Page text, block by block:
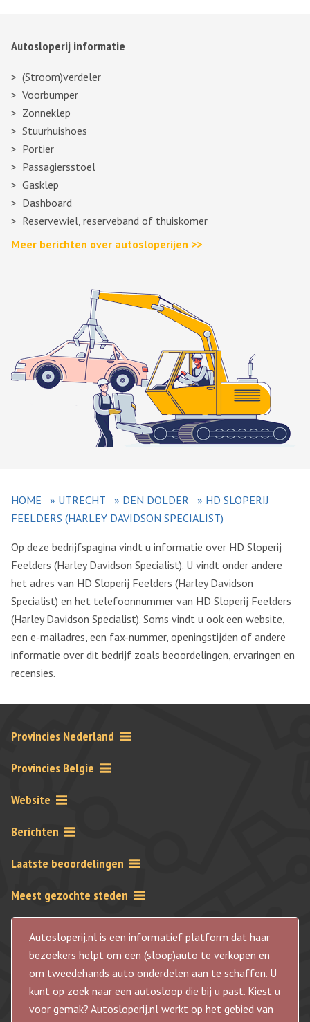
Autosloperij informatie
(Stroom)verdeler
Voorbumper
Zonneklep
Stuurhuishoes
Portier
Passagiersstoel
Gasklep
Dashboard
Reservewiel, reserveband of thuiskomer
Meer berichten over autosloperijen >>
HOME » UTRECHT » DEN DOLDER » HD SLOPERIJ
FEELDERS (HARLEY DAVIDSON SPECIALIST)
Op deze bedrijfspagina vindt u informatie over HD Sloperij
Feelders (Harley Davidson Specialist). U vindt onder andere
het adres van HD Sloperij Feelders (Harley Davidson
Specialist) en het telefoonnummer van HD Sloperij Feelders
(Harley Davidson Specialist). Soms vindt u ook een website,
een e-mailadres, een fax-nummer, openingstijden of andere
informatie over dit bedrijf zoals beoordelingen, ervaringen en
recensies.
Provincies Nederland
Provincies Belgie
Website
Berichten
Laatste beoordelingen
Meest gezochte steden
Autosloperij.nl is een informatief platform dat haar
bezoekers helpt om een (sloop)auto te verkopen en
om tweedehands auto onderdelen aan te schaffen. U
kunt op zoek naar een autosloop die bij u past. Kiest u
voor gemak? Autosloperij.nl werkt op het gebied van